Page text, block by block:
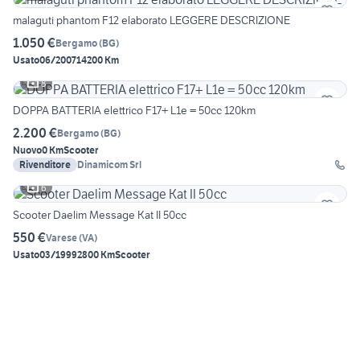
malaguti phantom F12 elaborato LEGGERE DESCRIZIONE
1.050 €Bergamo(BG)
Usato06/200714200 Km
8
DOPPA BATTERIA elettrico F17+ L1e = 50cc 120km
2.200 €Bergamo(BG)
Nuovo0 KmScooter
Rivenditore Dinamicom Srl
6
Scooter Daelim Message Kat II 50cc
550 €Varese(VA)
Usato03/19992800 KmScooter